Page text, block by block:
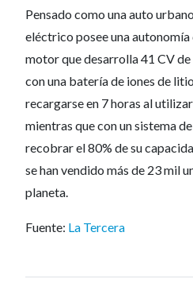
Pensado como una auto
eléctrico posee una
motor que desarrolla 41 CV
con una batería de iones de
recargarse en 7 horas al
mientras que con un sistema
recobrar el 80% de su
se han vendido más de 23 mil
planeta.
Fuente: La Tercera